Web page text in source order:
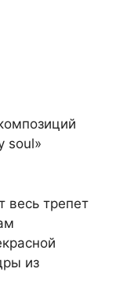
soul»
весь трепет
из